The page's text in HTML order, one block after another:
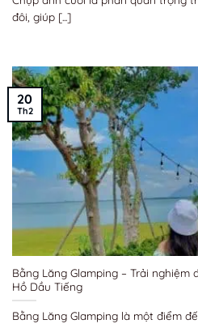
đôi, giúp [...]
Bằng Lăng Glamping – Trải nghiệm
Hồ Dầu Tiếng
Bằng Lăng Glamping là một điểm
20
Th2